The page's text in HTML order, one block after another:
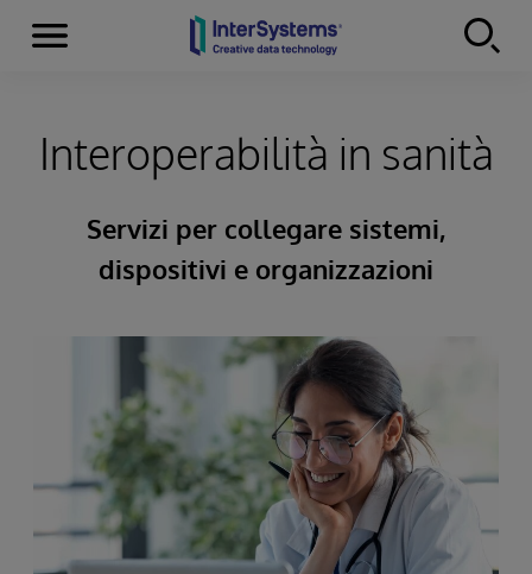
Skip to content
Menu
Interoperabilità in sanità
Servizi per collegare sistemi,
dispositivi e organizzazioni